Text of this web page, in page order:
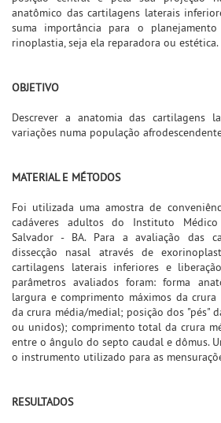
anatômico das cartilagens laterais
suma importância para o
rinoplastia, seja ela reparadora ou estética.
OBJETIVO
Descrever a anatomia das cartilagens
variações numa população
MATERIAL E MÉTODOS
Foi utilizada uma amostra de
cadáveres adultos do Instituto
Salvador - BA. Para a avaliação das
dissecção nasal através de
cartilagens laterais inferiores e
parâmetros avaliados foram: forma
largura e comprimento máximos da
da crura média/medial; posição dos "pés"
ou unidos); comprimento total da crura
entre o ângulo do septo caudal e dômus.
o instrumento utilizado para as
RESULTADOS